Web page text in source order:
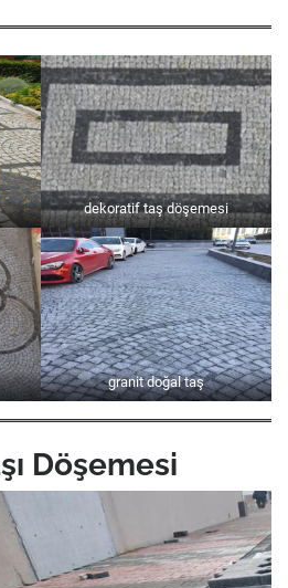
dekoratif taş döşemesi
granit doğal taş
Döşemesi